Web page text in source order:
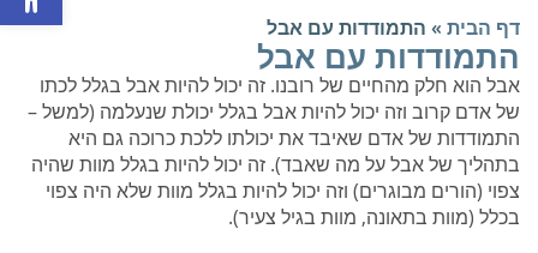
דף הבית » התמודדות עם אבל
התמודדות עם אבל
אבל הוא חלק מהחיים של רובנו. זה יכול להיות אבל בגלל לכתו
של אדם קרוב וזה יכול להיות אבל בגלל יכולת שנעלמה (למשל –
התמודדות של אדם שאיבד את יכולתו ללכת כרוכה גם היא
בתהליך של אבל על מה שאבד). זה יכול להיות בגלל מוות שהיה
צפוי (הורים מבוגרים) וזה יכול להיות בגלל מוות שלא היה צפוי
בכלל (מוות בתאונה, מוות בגיל צעיר).